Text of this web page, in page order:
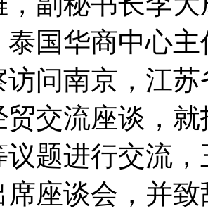
泰国华商中心
访问南京，江
贸交流座谈，
议题进行交流
席座谈会，并致